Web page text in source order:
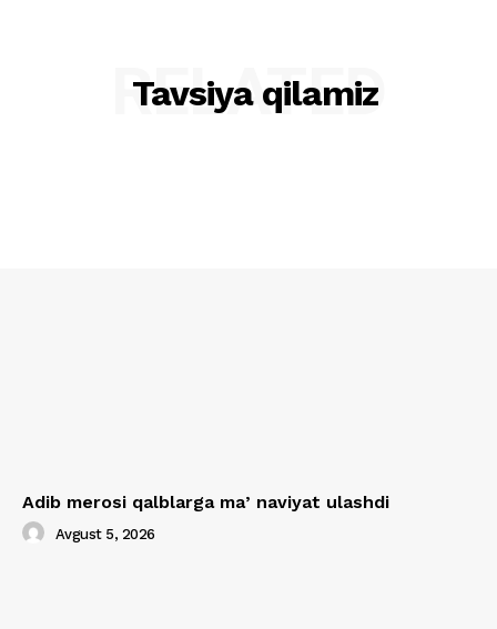
Tavsiya qilamiz
RELATED
Adib merosi qalblarga maʼnaviyat ulashdi
Avgust 5, 2026